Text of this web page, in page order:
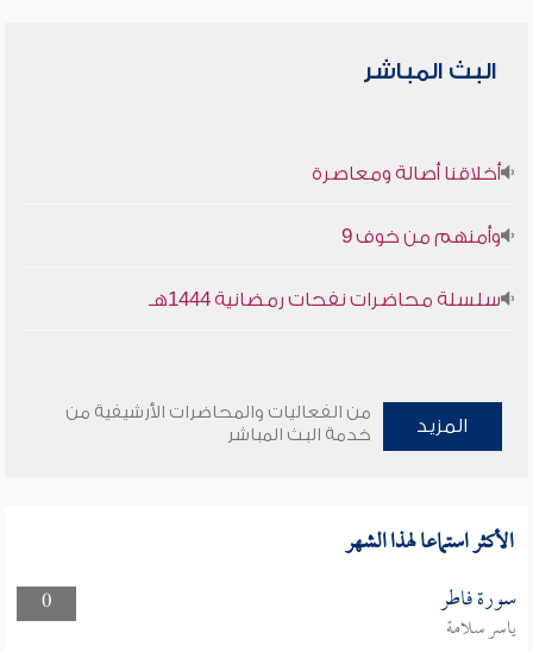
البث المباشر
أخلاقنا أصالة ومعاصرة
وأمنهم من خوف 9
سلسلة محاضرات نفحات رمضانية 1444هـ
المزيد
من الفعاليات والمحاضرات الأرشيفية من
خدمة البث المباشر
الأكثر استماعا لهذا الشهر
0 سورة فاطر
ياسر سلامة